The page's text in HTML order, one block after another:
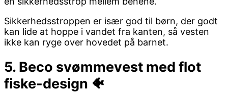
Sikkerhedsstroppen er især god til børn, der godt
kan lide at hoppe i vandet fra kanten, så vesten
ikke kan ryge over hovedet på barnet.
5. Beco svømmevest med flot
fiske-design 🐠